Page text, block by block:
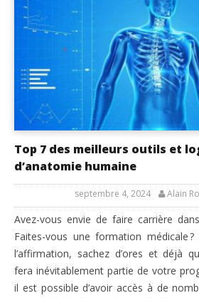
Top 7 des meilleurs outils et
d’anatomie humaine
septembre 4, 2024 Alain
Avez-vous envie de faire carrière
Faites-vous une formation médicale
l’affirmation, sachez d’ores et déjà
fera inévitablement partie de votre
il est possible d’avoir accès à de